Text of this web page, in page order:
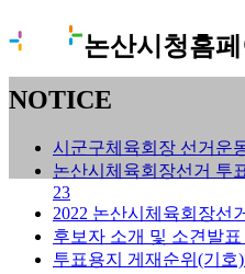
논산시청홈페
NOTICE
시군구체육회장 선거운
논산시체육회장선거 투
23
2022 논산시체육회장선
후보자 소개 및 소견발
투표용지 게재순위(기호